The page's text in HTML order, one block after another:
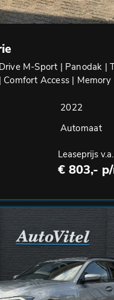
M-Sport | Panodak |
Comfort Access | Memory
2022
Automaat
Leaseprijs v.a.
€ 803,-